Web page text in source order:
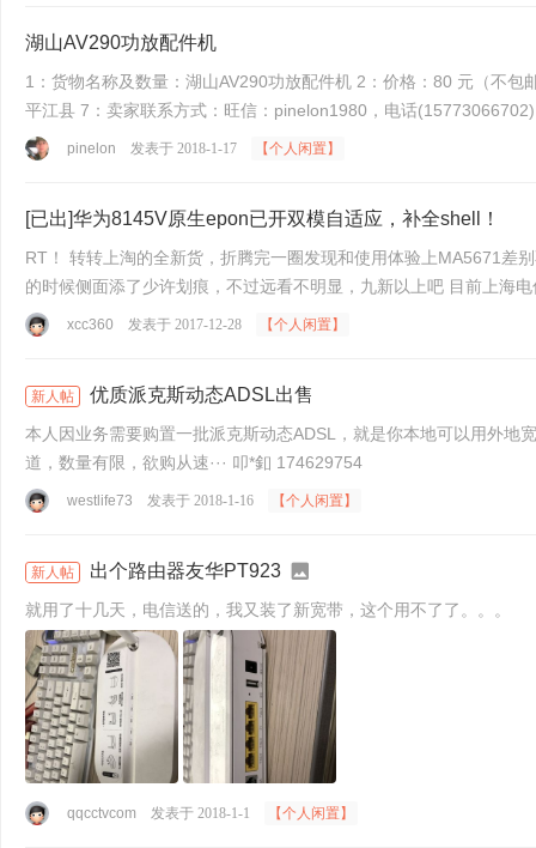
湖山AV290功放配件机
1：货物名称及数量：湖山AV290功放配件机 2：价格：80 元（不包邮） 3：成色：配件级 4：物品缺陷及改动：见淘宝或详细描述。 5：三包或保修期：无 6：卖家所在地：湖南省岳阳市
平江县 7：卖家联系方式：旺信：pinelon1980，电话
pinelon 发表于 2018-1-17 【个人闲置】
[已出]华为8145V原生epon已开双模自适应，补全shell！
RT！ 转转上淘的全新货，折腾完一圈发现和使用体验上MA5671差
的时候侧面添了少许划痕，不过远看不明显，九新以上吧 目前上海
xcc360 发表于 2017-12-28 【个人闲置】
新人帖 优质派克斯动态ADSL出售
本人因业务需要购置一批派克斯动态ADSL，就是你本地可以用外地
道，数量有限，欲购从速··· 叩*釦 174629754
westlife73 发表于 2018-1-16 【个人闲置】
新人帖 出个路由器友华PT923
就用了十几天，电信送的，我又装了新宽带，这个用不了了。。。
qqcctvcom 发表于 2018-1-1 【个人闲置】